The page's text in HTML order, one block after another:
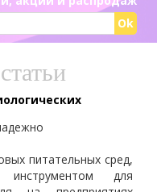
Ok
питательных сред,
инструментом для